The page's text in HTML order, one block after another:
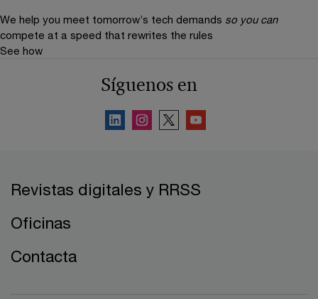
We help you meet tomorrow’s tech demands so you can
compete at a speed that rewrites the rules
See how
Síguenos en
Revistas digitales y RRSS
Oficinas
Contacta